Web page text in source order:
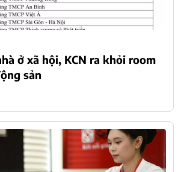
ở xã hội, KCN ra khỏi room
sản